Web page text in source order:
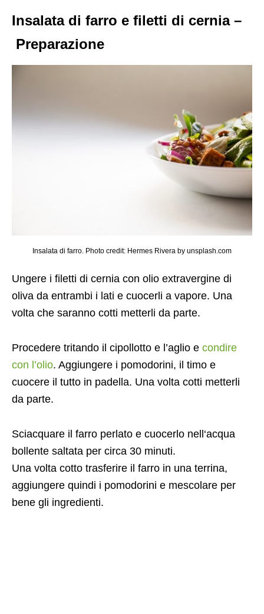
Insalata di farro e filetti di cernia –
Preparazione
Insalata di farro. Photo credit: Hermes Rivera by unsplash.com
Ungere i filetti di cernia con olio extravergine di
oliva da entrambi i lati e cuocerli a vapore. Una
volta che saranno cotti metterli da parte.
Procedere tritando il cipollotto e l’aglio e condire
con l’olio. Aggiungere i pomodorini, il timo e
cuocere il tutto in padella. Una volta cotti metterli
da parte.
Sciacquare il farro perlato e cuocerlo nell‘acqua
bollente saltata per circa 30 minuti.
Una volta cotto trasferire il farro in una terrina,
aggiungere quindi i pomodorini e mescolare per
bene gli ingredienti.